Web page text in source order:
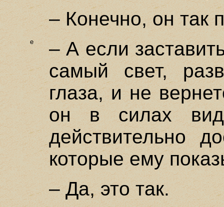
– Конечно, он так
e
– А если
самый свет,
глаза, и не
он в силах
действительно
которые ему
– Да, это так.